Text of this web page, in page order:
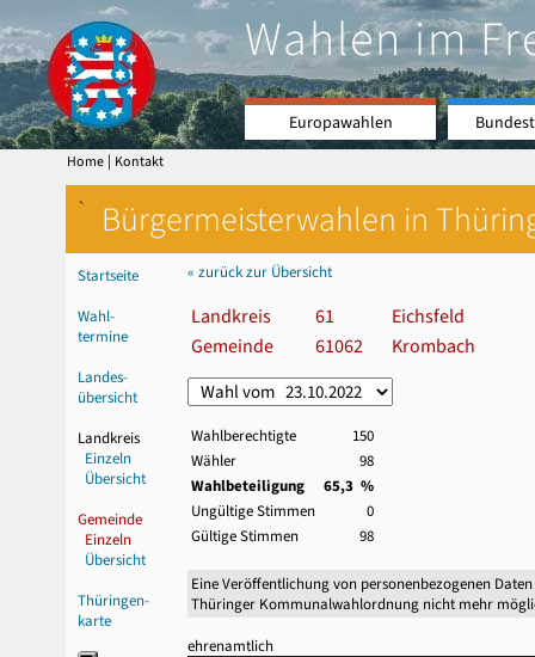
Wahlen im
Europawahlen
Home | Kontakt
` Bürgermeisterwahlen in
Startseite
Wahl-
termine
Landes-
übersicht
Landkreis
Einzeln
Übersicht
Gemeinde
Einzeln
Übersicht
Thüringen-
karte
« zurück zur Übersicht
Landkreis 61
Eichsfeld
Gemeinde
61062 Krombach
Wahlberechtigte
150
Wähler
98
Wahlbeteiligung
65,3 %
Ungültige Stimmen
0
Gültige Stimmen
98
Eine Veröffentlichung von personenbezogenen
Thüringer Kommunalwahlordnung nicht mehr
ehrenamtlich